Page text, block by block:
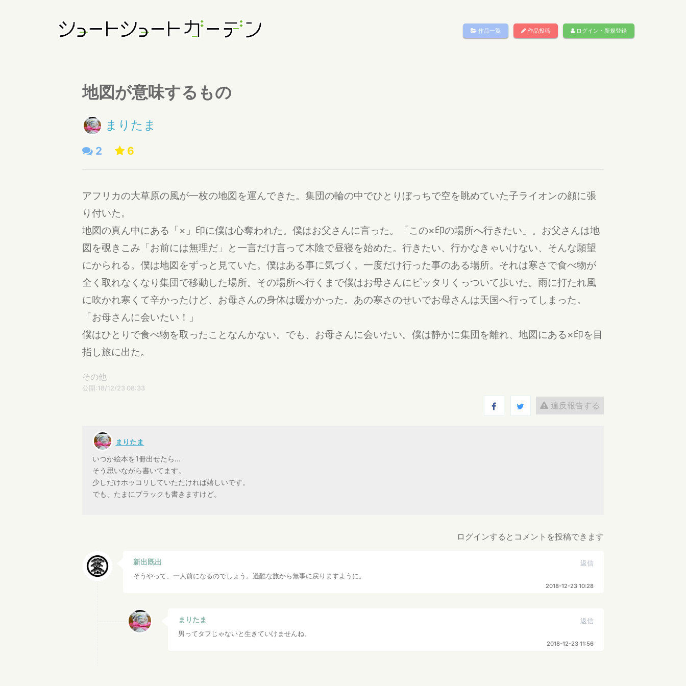
作品一覧 作品投稿 ログイン・新規登録
地図が意味するもの
まりたま
2 6
アフリカの大草原の風が一枚の地図を運んできた。集団の輪の中でひとりぼっちで空を眺めていた子ライオンの顔に張
り付いた。
地図の真ん中にある「×」印に僕は心奪われた。僕はお父さんに言った。「この×印の場所へ行きたい」。お父さんは地
図を覗きこみ「お前には無理だ」と一言だけ言って木陰で昼寝を始めた。行きたい、行かなきゃいけない、そんな願望
にかられる。僕は地図をずっと見ていた。僕はある事に気づく。一度だけ行った事のある場所。それは寒さで食べ物が
全く取れなくなり集団で移動した場所。その場所へ行くまで僕はお母さんにピッタリくっついて歩いた。雨に打たれ風
に吹かれ寒くて辛かったけど、お母さんの身体は暖かかった。あの寒さのせいでお母さんは天国へ行ってしまった。
「お母さんに会いたい！」
僕はひとりで食べ物を取ったことなんかない。でも、お母さんに会いたい。僕は静かに集団を離れ、地図にある×印を目
指し旅に出た。
その他
公開:18/12/23 08:33
違反報告する
まりたま
いつか絵本を1冊出せたら...
そう思いながら書いてます。
少しだけホッコリしていただければ嬉しいです。
でも、たまにブラックも書きますけど。
ログインするとコメントを投稿できます
新出既出
返信
そうやって、一人前になるのでしょう。過酷な旅から無事に戻りますように。
2018-12-23 10:28
まりたま
返信
男ってタフじゃないと生きていけませんね。
2018-12-23 11:56